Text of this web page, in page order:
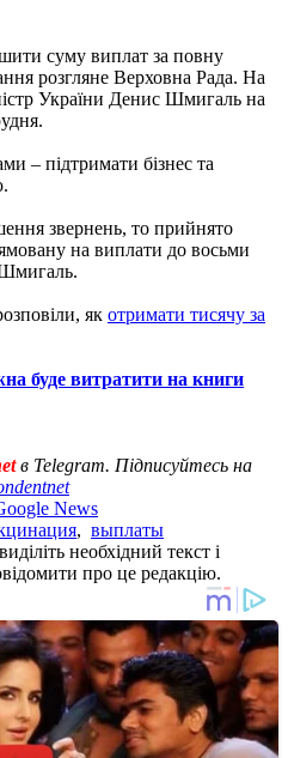
суму виплат за повну
розгляне Верховна Рада. На
України Денис Шмигаль на
– підтримати бізнес та
звернень, то прийнято
на виплати до восьми
Шмигаль.
як отримати тисячу за
буде витратити на книги
в Telegram. Підписуйтесь на
News
, выплаты
необхідний текст і
про це редакцію.